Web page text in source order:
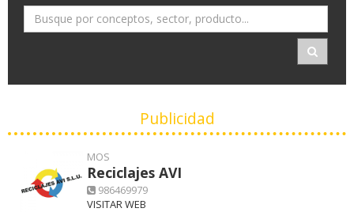
Publicidad
MOS
Reciclajes AVI
986469979
VISITAR WEB